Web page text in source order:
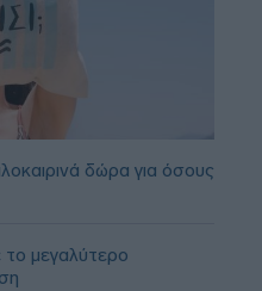
δώρα για όσους
το μεγαλύτερο